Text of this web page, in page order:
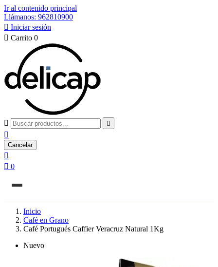
Ir al contenido principal
Llámanos: 962810900
 Iniciar sesión
 Carrito 0
 

Cancelar

 0
Inicio
Café en Grano
Café Portugués Caffier Veracruz Natural 1Kg
Nuevo